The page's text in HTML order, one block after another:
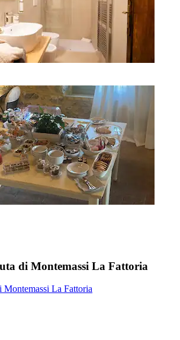
di Montemassi La Fattoria
La Fattoria